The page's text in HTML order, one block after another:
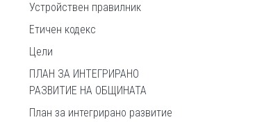
Устройствен правилник
Етичен кодекс
Цели
ПЛАН ЗА ИНТЕГРИРАНО
РАЗВИТИЕ НА ОБЩИНАТА
План за интегрирано развитие